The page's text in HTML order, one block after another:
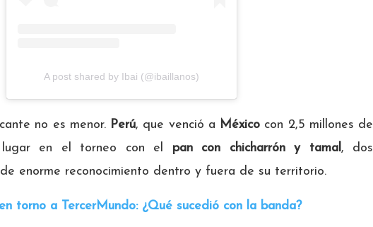
A post shared by Ibai (@ibaillanos)
no es menor. Perú, que venció a México con 2,5 millones de
en el torneo con el pan con chicharrón y tamal, dos
enorme reconocimiento dentro y fuera de su territorio.
torno a TercerMundo: ¿Qué sucedió con la banda?